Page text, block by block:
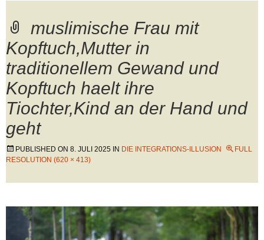
muslimische Frau mit
Kopftuch,Mutter in
traditionellem Gewand und
Kopftuch haelt ihre
Tiochter,Kind an der Hand und
geht
PUBLISHED ON 8. JULI 2025 IN DIE INTEGRATIONS-ILLUSION
FULL
RESOLUTION (620 × 413)